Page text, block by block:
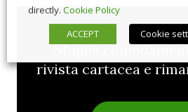
Sfoglia
rivista cartacea e
directly. Cookie Policy
ACCEPT
Cookie